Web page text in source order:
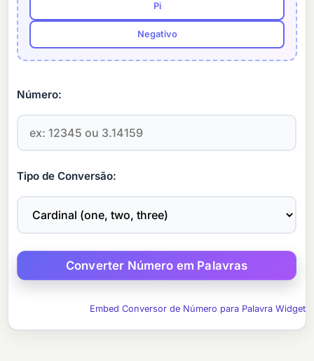
Pi
Negativo
Número:
Tipo de Conversão:
Embed Conversor de Número para Palavra Widget